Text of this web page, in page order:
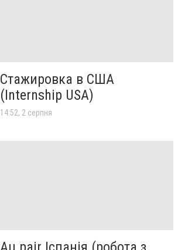
Стажировка в США
(Internship USA)
14:52, 2 серпня